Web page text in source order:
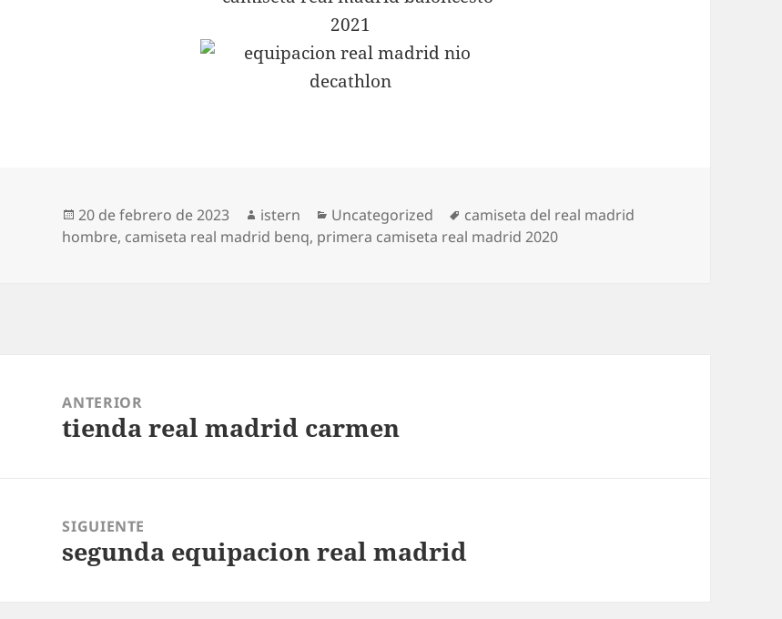
Publicado
el
20 de febrero de 2023 Autor
istern Categorías
Uncategorized Etiquetas
camiseta del real madrid
hombre, camiseta real madrid benq, primera camiseta real madrid 2020
entradas
ANTERIOR
Entrada
tienda real madrid carmen
SIGUIENTE
Entrada
segunda equipacion real madrid